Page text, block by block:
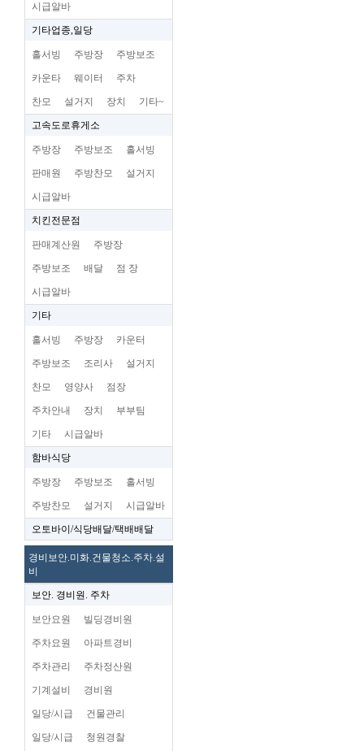
시급알바
기타업종,일당
홀서빙 주방장 주방보조
카운타 웨이터 주차
찬모 설거지 장치 기타~
고속도로휴게소
주방장 주방보조 홀서빙
판매원 주방찬모 설거지
시급알바
치킨전문점
판매계산원 주방장
주방보조 배달 점 장
시급알바
기타
홀서빙 주방장 카운터
주방보조 조리사 설거지
찬모 영양사 점장
주차안내 장치 부부팀
기타 시급알바
함바식당
주방장 주방보조 홀서빙
주방찬모 설거지 시급알바
오토바이/식당배달/택배배달
경비보안.미화.건물청소.주차.설
비
보안. 경비원. 주차
보안요원 빌딩경비원
주차요원 아파트경비
주차관리 주차정산원
기계설비 경비원
일당/시급 건물관리
일당/시급 청원경찰